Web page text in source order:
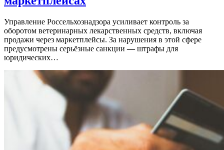
Управление Россельхознадзора усиливает контроль за
оборотом ветеринарных лекарственных средств, включая
продажи через маркетплейсы. За нарушения в этой сфере
предусмотрены серьёзные санкции — штрафы для
юридических…